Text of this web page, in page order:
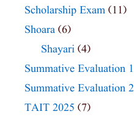
Scholarship Exam (11)
Shoara (6)
Shayari (4)
Summative Evaluation 1
Summative Evaluation 2
TAIT 2025 (7)